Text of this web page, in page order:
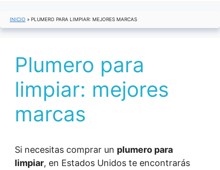
INICIO » PLUMERO PARA LIMPIAR: MEJORES MARCAS
Plumero para
limpiar: mejores
marcas
Si necesitas comprar un plumero para
limpiar, en Estados Unidos te encontrarás